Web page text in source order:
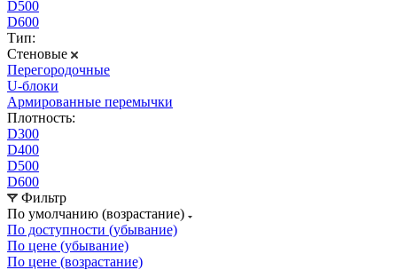
D500
D600
Тип:
Стеновые
Перегородочные
U-блоки
Армированные перемычки
Плотность:
D300
D400
D500
D600
Фильтр
По умолчанию (возрастание)
По доступности (убывание)
По цене (убывание)
По цене (возрастание)